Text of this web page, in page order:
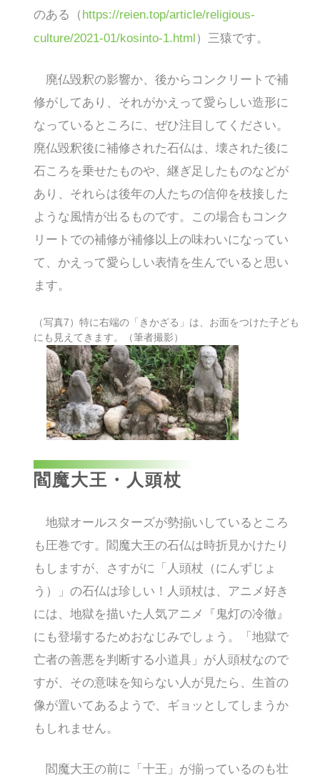
のある（ https://reien.top/article/religious-
culture/2021-01/kosinto-1.html ）三猿です。
廃仏毀釈の影響か、後からコンクリートで補
修がしてあり、それがかえって愛らしい造形に
なっているところに、ぜひ注目してください。
廃仏毀釈後に補修された石仏は、壊された後に
石ころを乗せたものや、継ぎ足したものなどが
あり、それらは後年の人たちの信仰を枝接した
ような風情が出るものです。この場合もコンク
リートでの補修が補修以上の味わいになってい
て、かえって愛らしい表情を生んでいると思い
ます。
（写真7）特に右端の「きかざる」は、お面をつけた子ども
にも見えてきます。（筆者撮影）
閻魔大王・人頭杖
地獄オールスターズが勢揃いしているところ
も圧巻です。閻魔大王の石仏は時折見かけたり
もしますが、さすがに「人頭杖（にんずじょ
う）」の石仏は珍しい！人頭杖は、アニメ好き
には、地獄を描いた人気アニメ『鬼灯の冷徹』
にも登場するためおなじみでしょう。「地獄で
亡者の善悪を判断する小道具」が人頭杖なので
すが、その意味を知らない人が見たら、生首の
像が置いてあるようで、ギョッとしてしまうか
もしれません。
閻魔大王の前に「十王」が揃っているのも壮